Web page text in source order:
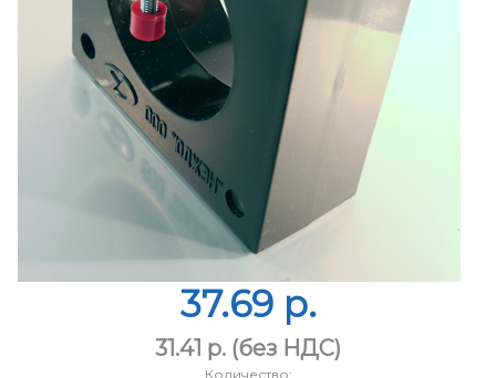
37.69 p.
31.41 p. (без НДС)
Количество: